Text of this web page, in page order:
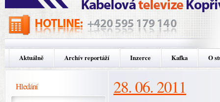
Aktuálně Archív reportáží Inzerce Kafka O
Hledání 28. 06. 2011